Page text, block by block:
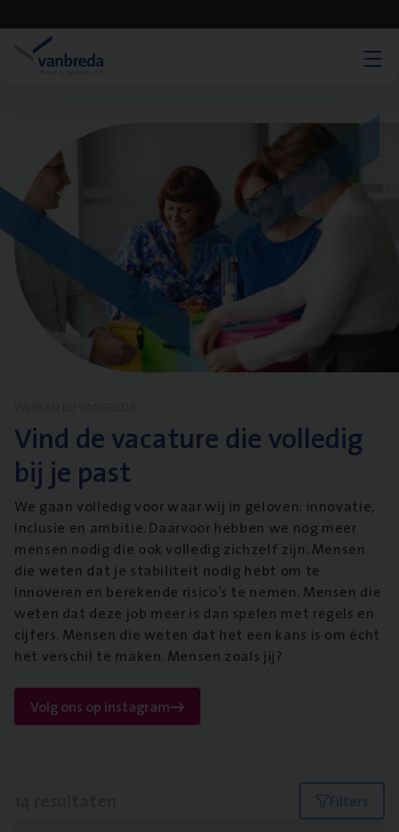
Vind de vacature die volledig
bij je past
We gaan volledig voor waar wij in geloven: innovatie,
inclusie en ambitie. Daarvoor hebben we nog meer
mensen nodig die ook volledig zichzelf zijn. Mensen
die weten dat je stabiliteit nodig hebt om te
innoveren en berekende risico’s te nemen. Mensen die
weten dat deze job meer is dan spelen met regels en
cijfers. Mensen die weten dat het een kans is om écht
het verschil te maken. Mensen zoals jij?
Volg ons op instagram
Filters